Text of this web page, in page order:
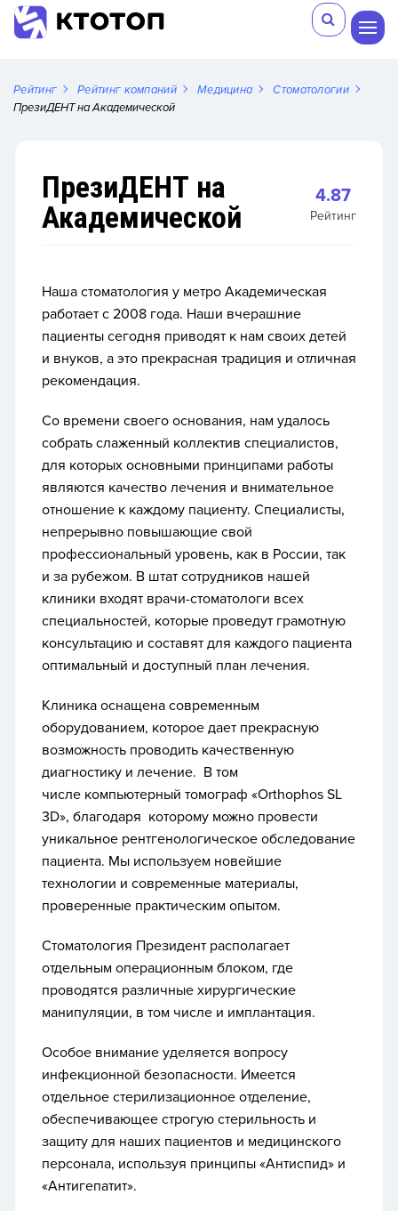
Рейтинг Рейтинг компаний Медицина
Стоматологии
ПрезиДЕНТ на Академической
ПрезиДЕНТ на
Академической
4.87
Рейтинг
Наша стоматология у метро Академическая
работает с 2008 года. Наши вчерашние
пациенты сегодня приводят к нам своих детей
и внуков, а это прекрасная традиция и отличная
рекомендация.
Со времени своего основания, нам удалось
собрать слаженный коллектив специалистов,
для которых основными принципами работы
являются качество лечения и внимательное
отношение к каждому пациенту. Специалисты,
непрерывно повышающие свой
профессиональный уровень, как в России, так
и за рубежом. В штат сотрудников нашей
клиники входят врачи-стоматологи всех
специальностей, которые проведут грамотную
консультацию и составят для каждого пациента
оптимальный и доступный план лечения.
Клиника оснащена современным
оборудованием, которое дает прекрасную
возможность проводить качественную
диагностику и лечение. В том
числе компьютерный томограф «Orthophos SL
3D», благодаря которому можно провести
уникальное рентгенологическое обследование
пациента. Мы используем новейшие
технологии и современные материалы,
проверенные практическим опытом.
Стоматология Президент располагает
отдельным операционным блоком, где
проводятся различные хирургические
манипуляции, в том числе и имплантация.
Особое внимание уделяется вопросу
инфекционной безопасности. Имеется
отдельное стерилизационное отделение,
обеспечивающее строгую стерильность и
защиту для наших пациентов и медицинского
персонала, используя принципы «Антиспид» и
«Антигепатит».